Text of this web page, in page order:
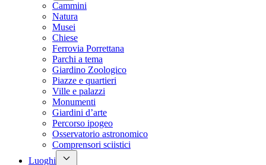
Cammini
Natura
Musei
Chiese
Ferrovia Porrettana
Parchi a tema
Giardino Zoologico
Piazze e quartieri
Ville e palazzi
Monumenti
Giardini d’arte
Percorso ipogeo
Osservatorio astronomico
Comprensori sciistici
Luoghi